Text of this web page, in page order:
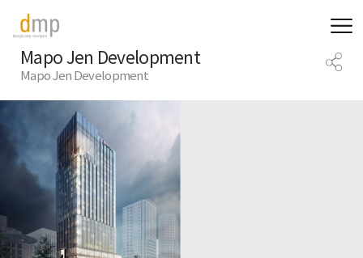
Mapo Jen Development
Mapo Jen Development